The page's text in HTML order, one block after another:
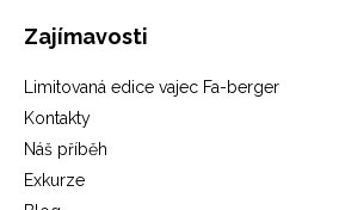
Zajímavosti
Limitovaná edice vajec Fa-berger
Kontakty
Náš příběh
Exkurze